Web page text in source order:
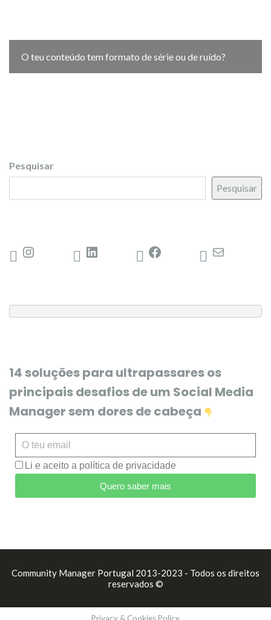
O teu conteúdo tem formato de série ou de ruído?
Pesquisar
Pesquisar
14 soluções para ultrapassares os
principais desafios de um Social Media
Manager sem dores de cabeça
Li e aceito a política de privacidade
Quero saber mais
Community Manager Portugal 2013-2023 - Todos os direitos
reservados ©